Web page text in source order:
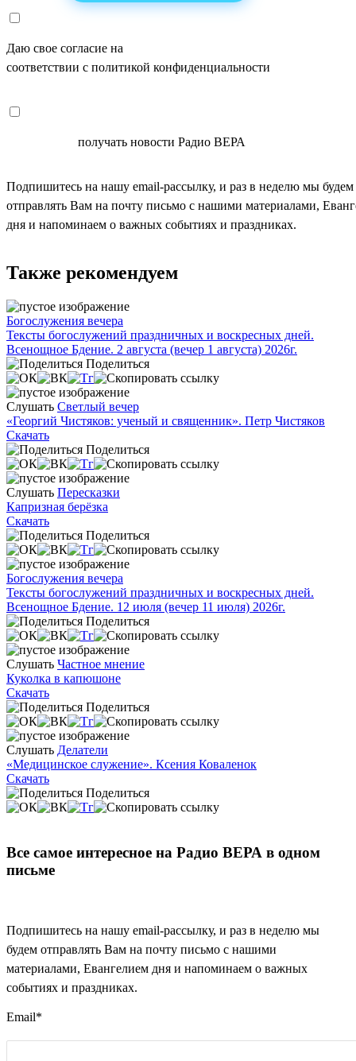
Даю свое согласие на
соответствии с политикой конфиденциальности
получать новости Радио ВЕРА
Подпишитесь на нашу email-рассылку, и раз в неделю мы будем
отправлять Вам на почту письмо с нашими материалами,
дня и напоминаем о важных событиях и праздниках.
Также рекомендуем
Богослужения вечера
Тексты богослужений праздничных и воскресных дней.
Всенощное Бдение. 2 августа (вечер 1 августа) 2026г.
Поделиться
Слушать Светлый вечер
«Георгий Чистяков: ученый и священник». Петр Чистяков
Скачать
Поделиться
Слушать Пересказки
Капризная берёзка
Скачать
Поделиться
Богослужения вечера
Тексты богослужений праздничных и воскресных дней.
Всенощное Бдение. 12 июля (вечер 11 июля) 2026г.
Поделиться
Слушать Частное мнение
Куколка в капюшоне
Скачать
Поделиться
Слушать Делатели
«Медицинское служение». Ксения Коваленок
Скачать
Поделиться
Все самое интересное на Радио ВЕРА в одном
письме
Подпишитесь на нашу email-рассылку, и раз в неделю мы
будем отправлять Вам на почту письмо с нашими
материалами, Евангелием дня и напоминаем о важных
событиях и праздниках.
Email*